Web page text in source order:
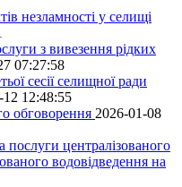
незламності у селищі
з вивезення рідких
07:27:58
сесії селищної ради
12 12:48:55
обговорення 2026-01-08
централізованого
водовідведення на